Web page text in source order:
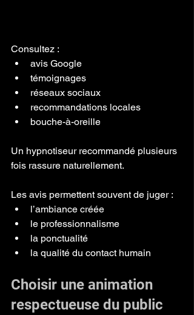
Consultez :
avis Google
témoignages
réseaux sociaux
recommandations locales
bouche-à-oreille
Un hypnotiseur recommandé plusieurs
fois rassure naturellement.
Les avis permettent souvent de juger :
l’ambiance créée
le professionnalisme
la ponctualité
la qualité du contact humain
Choisir une animation
respectueuse du public